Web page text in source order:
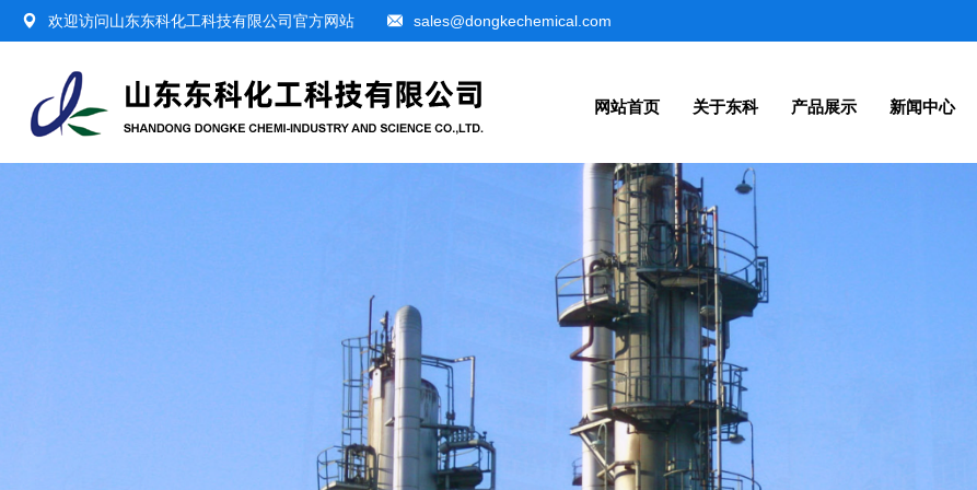
欢迎访问山东东科化工科技有限公司官方网站 sales@dongkechemical.com
网站首页 关于东科 产品展示 新闻中心